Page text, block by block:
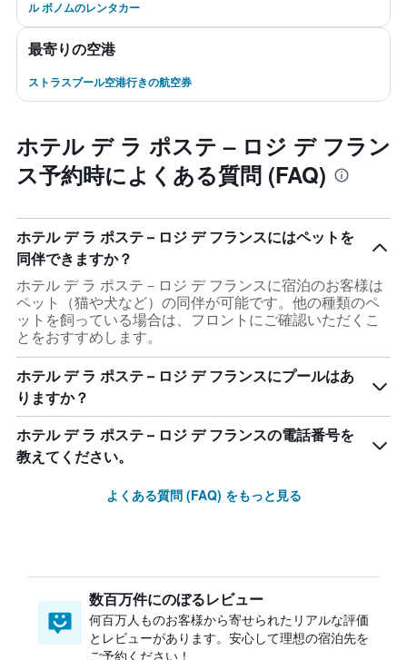
ル ボノムのレンタカー
最寄りの空港
ストラスブール空港行きの航空券
ホテル デ ラ ポステ – ロジ デ フラン
ス予約時によくある質問 (FAQ)
ホテル デ ラ ポステ – ロジ デ フランスにはペットを
同伴できますか？
ホテル デ ラ ポステ – ロジ デ フランスに宿泊のお客様は
ペット（猫や犬など）の同伴が可能です。他の種類のペ
ットを飼っている場合は、フロントにご確認いただくこ
とをおすすめします。
ホテル デ ラ ポステ – ロジ デ フランスにプールはあ
りますか？
ホテル デ ラ ポステ – ロジ デ フランスの電話番号を
教えてください。
よくある質問 (FAQ) をもっと見る
数百万件にのぼるレビュー
何百万人ものお客様から寄せられたリアルな評価
とレビューがあります。安心して理想の宿泊先を
ご予約ください！